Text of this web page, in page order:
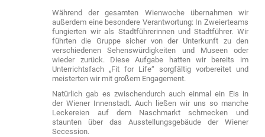
Während der gesamten Wienwoche übernahmen wir
außerdem eine besondere Verantwortung: In Zweierteams
fungierten wir als Stadtführerinnen und Stadtführer. Wir
führten die Gruppe sicher von der Unterkunft zu den
verschiedenen Sehenswürdigkeiten und Museen oder
wieder zurück. Diese Aufgabe hatten wir bereits im
Unterrichtsfach „Fit for Life“ sorgfältig vorbereitet und
meisterten wir mit großem Engagement.
Natürlich gab es zwischendurch auch einmal ein Eis in
der Wiener Innenstadt. Auch ließen wir uns so manche
Leckereien auf dem Naschmarkt schmecken und
staunten über das Ausstellungsgebäude der Wiener
Secession.